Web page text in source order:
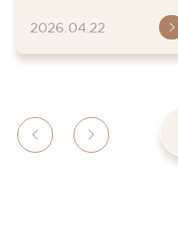
的膚質很漂亮滿意欸
王立言
紀錄皮秒雷射術後 5-7 天
2026.04.22